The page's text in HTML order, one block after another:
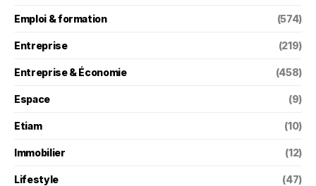
Emploi & formation (574)
Entreprise (219)
Entreprise & Économie (458)
Espace (9)
Etiam (10)
Immobilier (12)
Lifestyle (47)